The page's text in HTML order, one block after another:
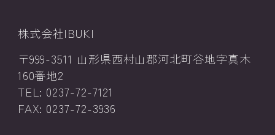
株式会社IBUKI
〒999-3511 山形県西村山郡河北町谷地字真木
160番地2
TEL: 0237-72-7121
FAX: 0237-72-3936